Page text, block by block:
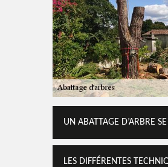
UN ABATTAGE D’ARBRE
LES DIFFÉRENTES